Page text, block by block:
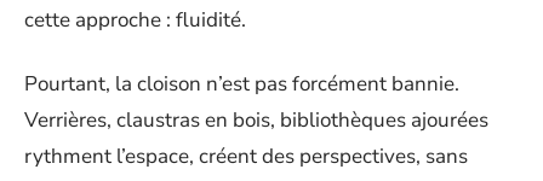
cette approche : fluidité.
Pourtant, la cloison n’est pas forcément bannie.
Verrières, claustras en bois, bibliothèques ajourées
rythment l’espace, créent des perspectives, sans